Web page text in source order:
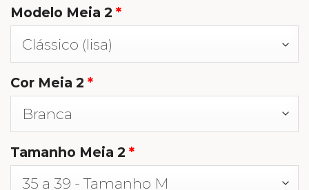
Modelo Meia 2 *
Cor Meia 2 *
Tamanho Meia 2 *